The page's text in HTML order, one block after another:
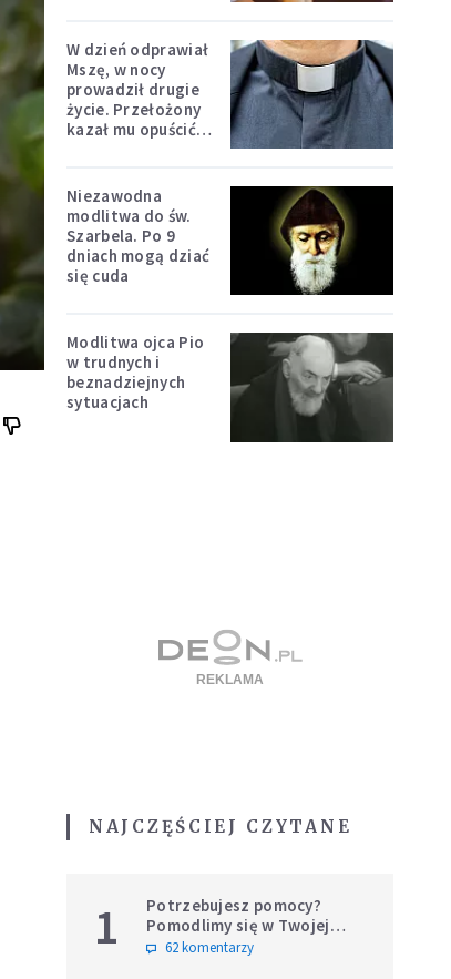
W dzień odprawiał
Mszę, w nocy
prowadził drugie
życie. Przełożony
kazał mu opuścić
Niezawodna
modlitwa do św.
Szarbela. Po 9
dniach mogą dziać
się cuda
Modlitwa ojca Pio
w trudnych i
beznadziejnych
sytuacjach
NAJCZĘŚCIEJ CZYTANE
1
Potrzebujesz pomocy?
Pomodlimy się w Twojej
intencji
62 komentarzy